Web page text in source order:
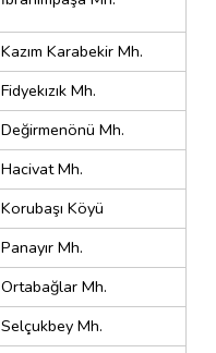
Kazım Karabekir Mh.
Fidyekızık Mh.
Değirmenönü Mh.
Hacivat Mh.
Korubaşı Köyü
Panayır Mh.
Ortabağlar Mh.
Selçukbey Mh.